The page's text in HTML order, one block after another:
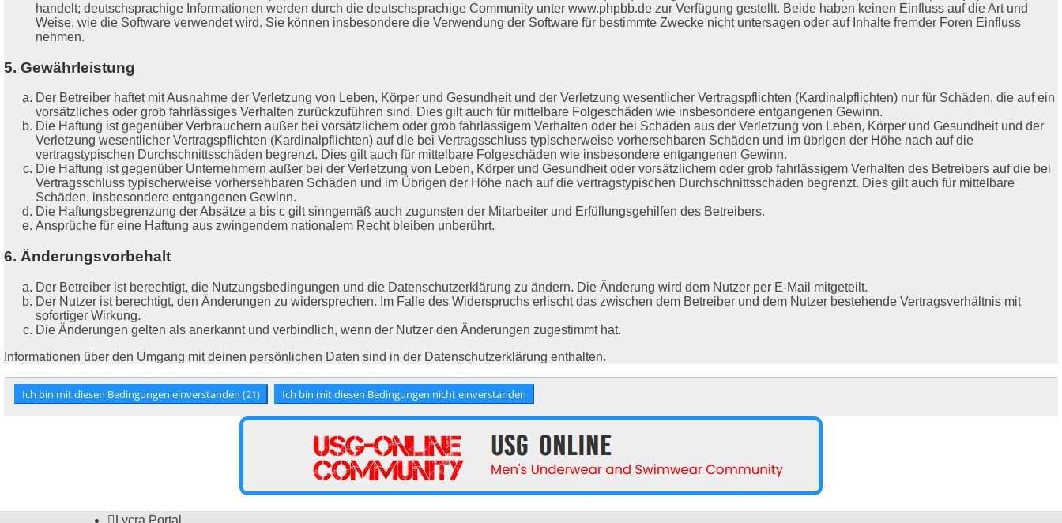
handelt; deutschsprachige Informationen werden durch die deutschsprachige Community unter www.phpbb.de zur Verfügung gestellt. Beide haben keinen Einfluss auf die Art und
Weise, wie die Software verwendet wird. Sie können insbesondere die Verwendung der Software für bestimmte Zwecke nicht untersagen oder auf Inhalte fremder Foren Einfluss
nehmen.
5. Gewährleistung
Der Betreiber haftet mit Ausnahme der Verletzung von Leben, Körper und Gesundheit und der Verletzung wesentlicher Vertragspflichten (Kardinalpflichten) nur für Schäden, die auf ein
vorsätzliches oder grob fahrlässiges Verhalten zurückzuführen sind. Dies gilt auch für mittelbare Folgeschäden wie insbesondere entgangenen Gewinn.
Die Haftung ist gegenüber Verbrauchern außer bei vorsätzlichem oder grob fahrlässigem Verhalten oder bei Schäden aus der Verletzung von Leben, Körper und Gesundheit und der
Verletzung wesentlicher Vertragspflichten (Kardinalpflichten) auf die bei Vertragsschluss typischerweise vorhersehbaren Schäden und im übrigen der Höhe nach auf die
vertragstypischen Durchschnittsschäden begrenzt. Dies gilt auch für mittelbare Folgeschäden wie insbesondere entgangenen Gewinn.
Die Haftung ist gegenüber Unternehmern außer bei der Verletzung von Leben, Körper und Gesundheit oder vorsätzlichem oder grob fahrlässigem Verhalten des Betreibers auf die bei
Vertragsschluss typischerweise vorhersehbaren Schäden und im Übrigen der Höhe nach auf die vertragstypischen Durchschnittsschäden begrenzt. Dies gilt auch für mittelbare
Schäden, insbesondere entgangenen Gewinn.
Die Haftungsbegrenzung der Absätze a bis c gilt sinngemäß auch zugunsten der Mitarbeiter und Erfüllungsgehilfen des Betreibers.
Ansprüche für eine Haftung aus zwingendem nationalem Recht bleiben unberührt.
6. Änderungsvorbehalt
Der Betreiber ist berechtigt, die Nutzungsbedingungen und die Datenschutzerklärung zu ändern. Die Änderung wird dem Nutzer per E-Mail mitgeteilt.
Der Nutzer ist berechtigt, den Änderungen zu widersprechen. Im Falle des Widerspruchs erlischt das zwischen dem Betreiber und dem Nutzer bestehende Vertragsverhältnis mit
sofortiger Wirkung.
Die Änderungen gelten als anerkannt und verbindlich, wenn der Nutzer den Änderungen zugestimmt hat.
Informationen über den Umgang mit deinen persönlichen Daten sind in der Datenschutzerklärung enthalten.
Lycra Portal